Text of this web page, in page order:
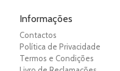
Informações
Contactos
Política de Privacidade
Termos e Condições